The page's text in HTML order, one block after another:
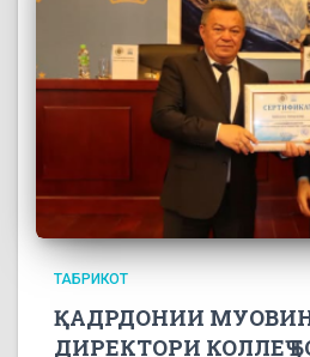
ТАБРИКОТ
ҚАДРДОНИИ
ДИРЕКТОРИ КОЛЛЕҶ